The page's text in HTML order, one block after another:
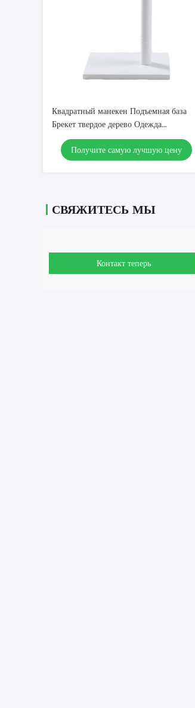
Квадратный манекен Подъемная база
Брекет твердое дерево Одежда
дисплейные аксессуары
Получите самую лучшую цену
СВЯЖИТЕСЬ МЫ
Контакт теперь